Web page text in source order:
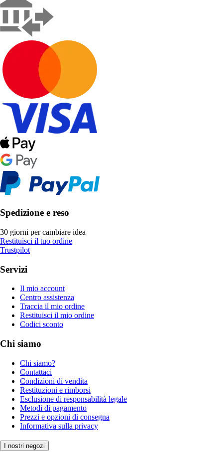
Spedizione e reso
30 giorni per cambiare idea
Restituisci il tuo ordine
Trustpilot
Servizi
Il mio account
Centro assistenza
Traccia il mio ordine
Restituisci il mio ordine
Codici sconto
Chi siamo
Chi siamo?
Contattaci
Condizioni di vendita
Restituzioni e rimborsi
Esclusione di responsabilità legale
Metodi di pagamento
Prezzi e opzioni di consegna
Informativa sulla privacy
I nostri negozi